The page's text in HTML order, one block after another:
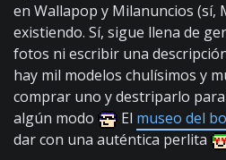
en Wallapop y Milanuncios (sí,
existiendo. Sí, sigue llena de
fotos ni escribir una
hay mil modelos chulísimos y
comprar uno y destriparlo
algún modo
El museo del
dar con una auténtica perlita